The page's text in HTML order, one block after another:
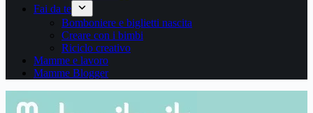
Fai da te
Bomboniere e biglietti nascita
Creare con i bimbi
Riciclo creativo
Mamme e lavoro
Mamme Blogger